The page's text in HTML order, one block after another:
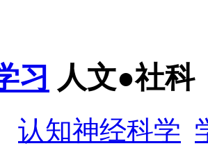
习 人文●社科
认知神经科学